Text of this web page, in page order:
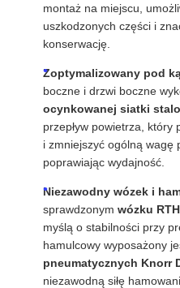
montaż na miejscu,
uszkodzonych części i
konserwację.
Zoptymalizowany pod
boczne i drzwi boczne
ocynkowanej siatki
przepływ powietrza,
i zmniejszyć ogólną wagę
poprawiając wydajność.
Niezawodny wózek i
sprawdzonym wózku
myślą o stabilności przy
hamulcowy wyposażony
pneumatycznych Knorr
niezawodną siłę